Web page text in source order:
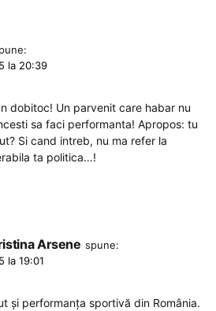
la 20:39
dobitoc! Un parvenit care habar nu
sa faci performanta! Apropos: tu
Si cand intreb, nu ma refer la
ta politica…!
Arsene spune:
la 19:01
și performanța sportivă din România.